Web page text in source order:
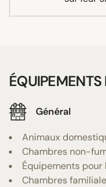
Général
Animaux
Chambres non-
Équipements
Chambres